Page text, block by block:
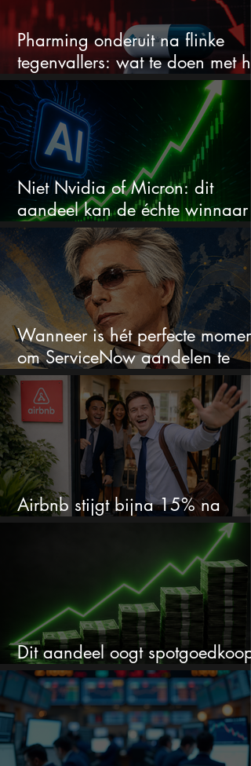
Pharming onderuit na flinke
tegenvallers: wat te doen met
aandeel?
Niet Nvidia of Micron: dit
aandeel kan de échte winnaar
van de AI-race worden
Wanneer is hét perfecte moment
om ServiceNow aandelen te
kopen?
Airbnb stijgt bijna 15% na
cijfers: vooral dit AI-cijfer valt op
Dit aandeel oogt spotgoedkoop
voor hoeveel het kan stijgen